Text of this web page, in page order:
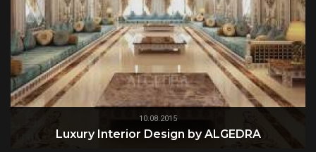
10.08.2015
Luxury Interior Design by ALGEDRA